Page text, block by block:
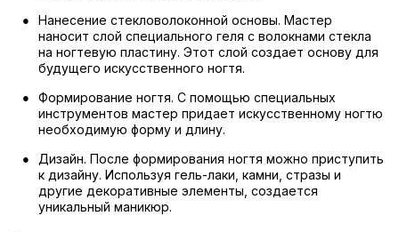
Нанесение стекловолоконной основы. Мастер
наносит слой специального геля с волокнами стекла
на ногтевую пластину. Этот слой создает основу для
будущего искусственного ногтя.
Формирование ногтя. С помощью специальных
инструментов мастер придает искусственному ногтю
необходимую форму и длину.
Дизайн. После формирования ногтя можно приступить
к дизайну. Используя гель-лаки, камни, стразы и
другие декоративные элементы, создается
уникальный маникюр.